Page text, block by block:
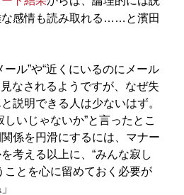
な感情も読み取れる……と濱田
ール”や“近くにいるのにメール
見なされるようですが、なぜ失
説明できる人は少ないはず。
しいじゃないか”と言ったとこ
係を円滑にするには、マナー
考える以上に、“みんな寂し
ことを心に留めておく必要が